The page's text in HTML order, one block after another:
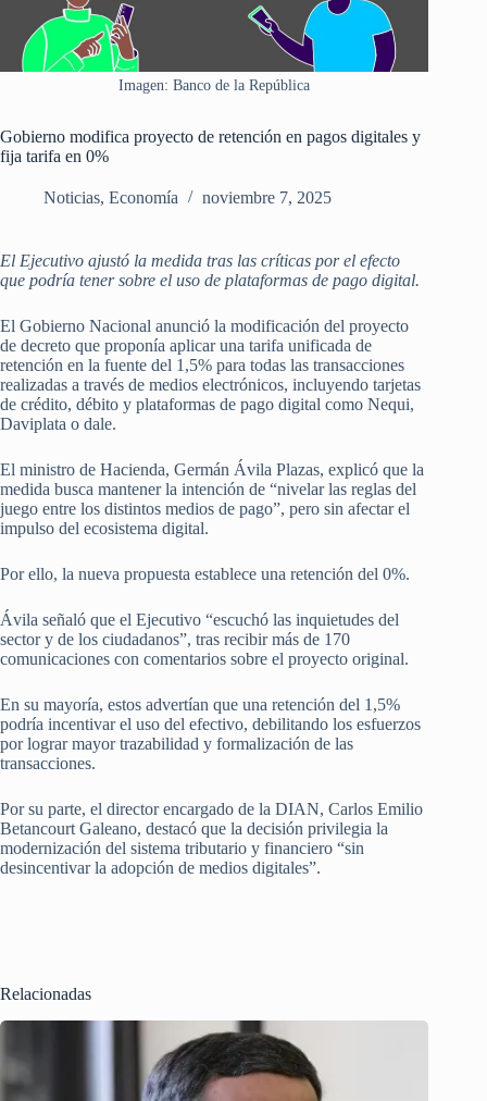
Imagen: Banco de la República
Gobierno modifica proyecto de retención en pagos digitales y
fija tarifa en 0%
Noticias, Economía noviembre 7, 2025
El Ejecutivo ajustó la medida tras las críticas por el efecto
que podría tener sobre el uso de plataformas de pago digital.
El Gobierno Nacional anunció la modificación del proyecto
de decreto que proponía aplicar una tarifa unificada de
retención en la fuente del 1,5% para todas las transacciones
realizadas a través de medios electrónicos, incluyendo tarjetas
de crédito, débito y plataformas de pago digital como Nequi,
Daviplata o dale.
El ministro de Hacienda, Germán Ávila Plazas, explicó que la
medida busca mantener la intención de “nivelar las reglas del
juego entre los distintos medios de pago”, pero sin afectar el
impulso del ecosistema digital.
Por ello, la nueva propuesta establece una retención del 0%.
Ávila señaló que el Ejecutivo “escuchó las inquietudes del
sector y de los ciudadanos”, tras recibir más de 170
comunicaciones con comentarios sobre el proyecto original.
En su mayoría, estos advertían que una retención del 1,5%
podría incentivar el uso del efectivo, debilitando los esfuerzos
por lograr mayor trazabilidad y formalización de las
transacciones.
Por su parte, el director encargado de la DIAN, Carlos Emilio
Betancourt Galeano, destacó que la decisión privilegia la
modernización del sistema tributario y financiero “sin
desincentivar la adopción de medios digitales”.
Relacionadas